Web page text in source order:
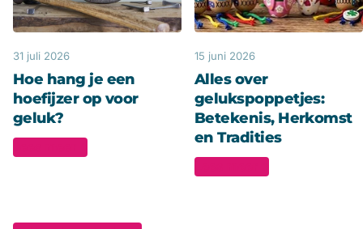
31 juli 2026
Hoe hang je een
hoefijzer op voor
geluk?
15 juni 2026
Alles over
gelukspoppetjes:
Betekenis, Herkomst
en Tradities